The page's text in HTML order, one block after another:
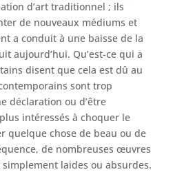
d’art traditionnel ; ils
de nouveaux médiums et
a conduit à une baisse de la
aujourd’hui. Qu’est-ce qui a
disent que cela est dû au
sont trop
déclaration ou d’être
intéressés à choquer le
quelque chose de beau ou de
de nombreuses œuvres
simplement laides ou absurdes.